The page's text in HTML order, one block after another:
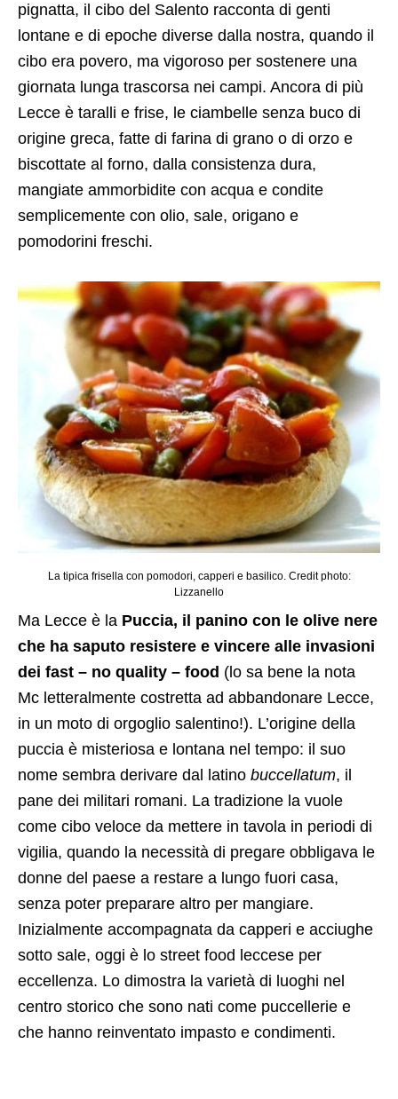
pignatta, il cibo del Salento racconta di genti
lontane e di epoche diverse dalla nostra, quando il
cibo era povero, ma vigoroso per sostenere una
giornata lunga trascorsa nei campi. Ancora di più
Lecce è taralli e frise, le ciambelle senza buco di
origine greca, fatte di farina di grano o di orzo e
biscottate al forno, dalla consistenza dura,
mangiate ammorbidite con acqua e condite
semplicemente con olio, sale, origano e
pomodorini freschi.
La tipica frisella con pomodori, capperi e basilico. Credit photo:
Lizzanello
Ma Lecce è la Puccia, il panino con le olive nere
che ha saputo resistere e vincere alle invasioni
dei fast – no quality – food (lo sa bene la nota
Mc letteralmente costretta ad abbandonare Lecce,
in un moto di orgoglio salentino!). L’origine della
puccia è misteriosa e lontana nel tempo: il suo
nome sembra derivare dal latino buccellatum, il
pane dei militari romani. La tradizione la vuole
come cibo veloce da mettere in tavola in periodi di
vigilia, quando la necessità di pregare obbligava le
donne del paese a restare a lungo fuori casa,
senza poter preparare altro per mangiare.
Inizialmente accompagnata da capperi e acciughe
sotto sale, oggi è lo street food leccese per
eccellenza. Lo dimostra la varietà di luoghi nel
centro storico che sono nati come puccellerie e
che hanno reinventato impasto e condimenti.